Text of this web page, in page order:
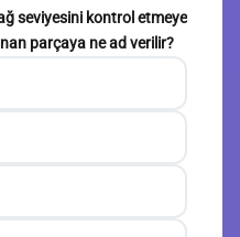
seviyesini kontrol etmeye
parçaya ne ad verilir?